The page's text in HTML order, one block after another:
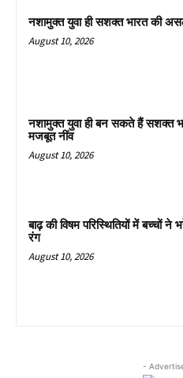
नशामुक्त युवा ही सशक्त भारत की
August 10, 2026
नशामुक्त युवा ही बन सकते हैं सशक्त
मजबूत नींव
August 10, 2026
बाढ़ की विषम परिस्थितियों में बच्चों
रंग
August 10, 2026
-